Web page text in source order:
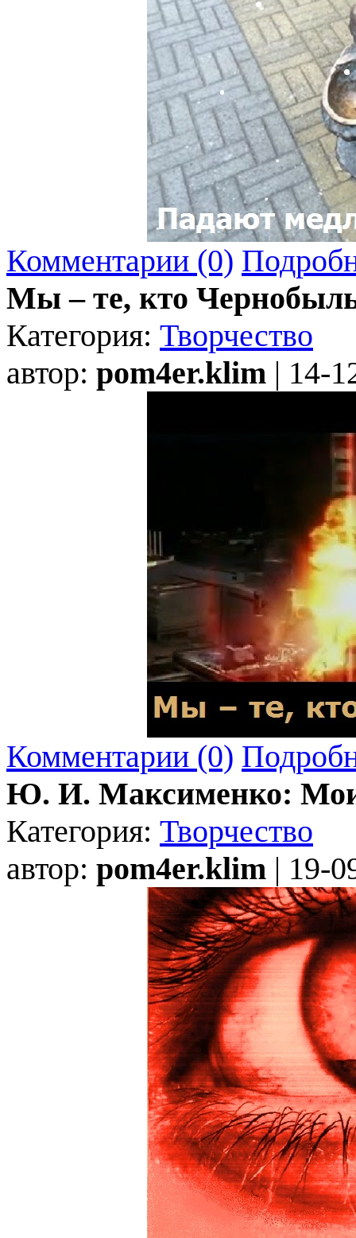
Комментарии (0)
Мы – те, кто
Категория: Творчество
автор: pom4er.klim | 14-
Комментарии (0)
Ю. И. Максименко: Мои
Категория: Творчество
автор: pom4er.klim | 19-